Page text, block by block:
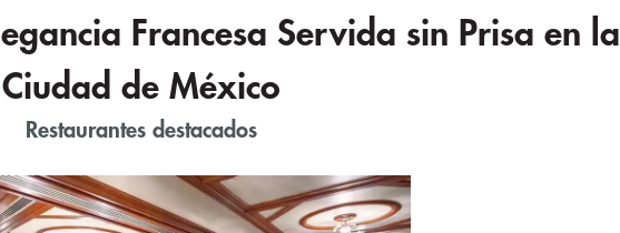
Francesa Servida sin Prisa en la
Ciudad de México
Restaurantes destacados